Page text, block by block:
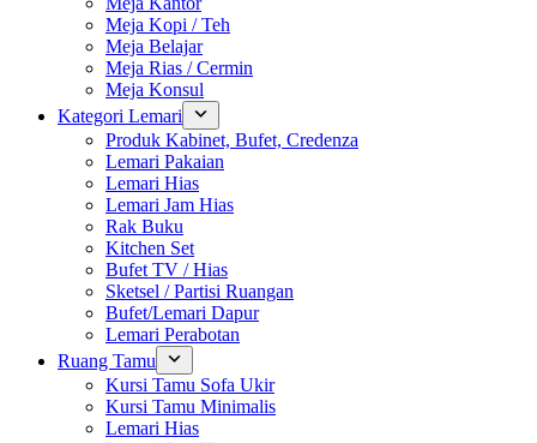
Meja Kopi / Teh
Meja Belajar
Meja Rias / Cermin
Meja Konsul
Kategori Lemari
Produk Kabinet, Bufet, Credenza
Lemari Pakaian
Lemari Hias
Lemari Jam Hias
Rak Buku
Kitchen Set
Bufet TV / Hias
Sketsel / Partisi Ruangan
Bufet/Lemari Dapur
Lemari Perabotan
Ruang Tamu
Kursi Tamu Sofa Ukir
Kursi Tamu Minimalis
Lemari Hias